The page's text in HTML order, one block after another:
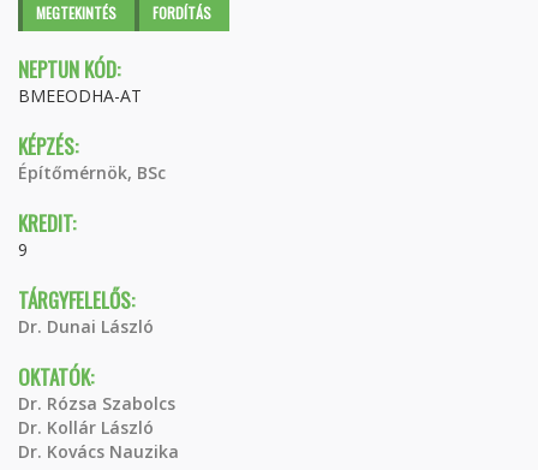
Elsődleges fülek
MEGTEKINTÉS (AKTÍVFORDÍTÁS
NEPTUN KÓD:
BMEEODHA-AT
KÉPZÉS:
Építőmérnök, BSc
KREDIT:
9
TÁRGYFELELŐS:
Dr. Dunai László
OKTATÓK:
Dr. Rózsa Szabolcs
Dr. Kollár László
Dr. Kovács Nauzika